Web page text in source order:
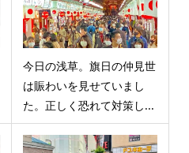
今日の浅草。旗日の仲見世
は賑わいを見せていまし
た。正しく恐れて対策し...